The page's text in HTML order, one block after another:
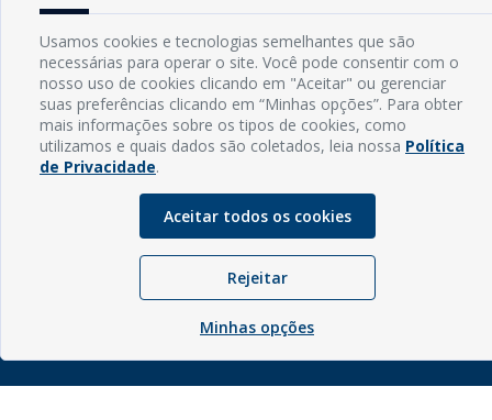
Endereço: Rua Capitão Vicente de Brito, S/N - Centro
CEP: 59598-000 - Guamaré - RN
Contato: (84) 3525-2032
E-mail: diretoria@guamare.rn.leg.br
Horário: Segunda a sexta-feira, das 8h às 12h
© Copyright - 2026 | Câmara Municipal de Guamaré - RN |
Usamos cookies e tecnologias semelhantes que são
necessárias para operar o site. Você pode consentir com o
nosso uso de cookies clicando em "Aceitar" ou gerenciar
suas preferências clicando em “Minhas opções”. Para obter
mais informações sobre os tipos de cookies, como
utilizamos e quais dados são coletados, leia nossa Política
de Privacidade.
Aceitar todos os cookies
Rejeitar
Minhas opções